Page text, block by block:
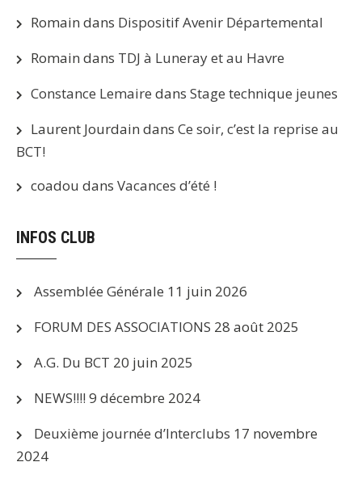
Romain dans Dispositif Avenir Départemental
Romain dans TDJ à Luneray et au Havre
Constance Lemaire dans Stage technique jeunes
Laurent Jourdain dans Ce soir, c’est la reprise au
BCT!
coadou dans Vacances d’été !
INFOS CLUB
Assemblée Générale 11 juin 2026
FORUM DES ASSOCIATIONS 28 août 2025
A.G. Du BCT 20 juin 2025
NEWS!!!! 9 décembre 2024
Deuxième journée d’Interclubs 17 novembre
2024